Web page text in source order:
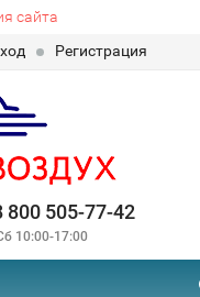
сайта
Регистрация
800 505-77-42
10:00-17:00